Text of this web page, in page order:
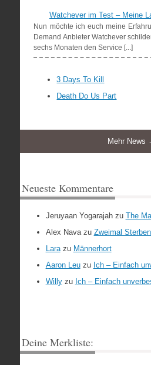
Watchever im Test – Meine
Nun möchte ich euch meine
Demand Anbieter Watchever
sechs Monaten den Service [...]
3 Days To Kill
Death Do Us Part
Mehr News
Neueste Kommentare
Jeruyaan Yogarajahzu The
Alex Navazu Zweimal
Larazu Männerhort
Aaron Leuzu Ich – Einfach
Willyzu Ich – Einfach
Deine Merkliste: